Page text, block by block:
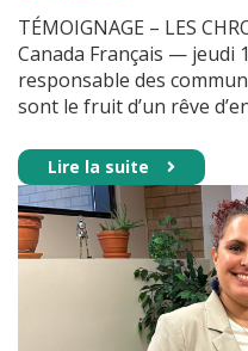
TÉMOIGNAGE – LES
Canada Français — jeudi
responsable des
sont le fruit d’un rêve
Lire la suite